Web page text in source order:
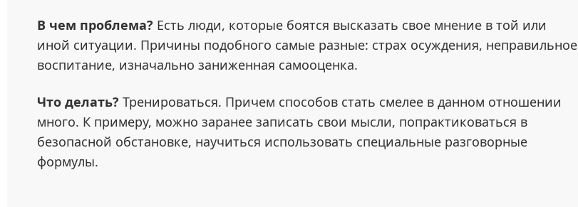
В чем проблема? Есть люди, которые боятся высказать свое мнение в той или
иной ситуации. Причины подобного самые разные: страх осуждения, неправильное
воспитание, изначально заниженная самооценка.
Что делать? Тренироваться. Причем способов стать смелее в данном отношении
много. К примеру, можно заранее записать свои мысли, попрактиковаться в
безопасной обстановке, научиться использовать специальные разговорные
формулы.